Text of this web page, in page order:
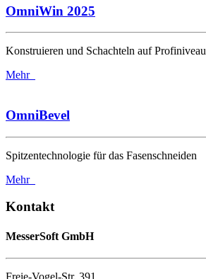
OmniWin 2025
Konstruieren und Schachteln auf Profiniveau
Mehr
OmniBevel
Spitzentechnologie für das Fasenschneiden
Mehr
Kontakt
MesserSoft GmbH
Freie-Vogel-Str. 391